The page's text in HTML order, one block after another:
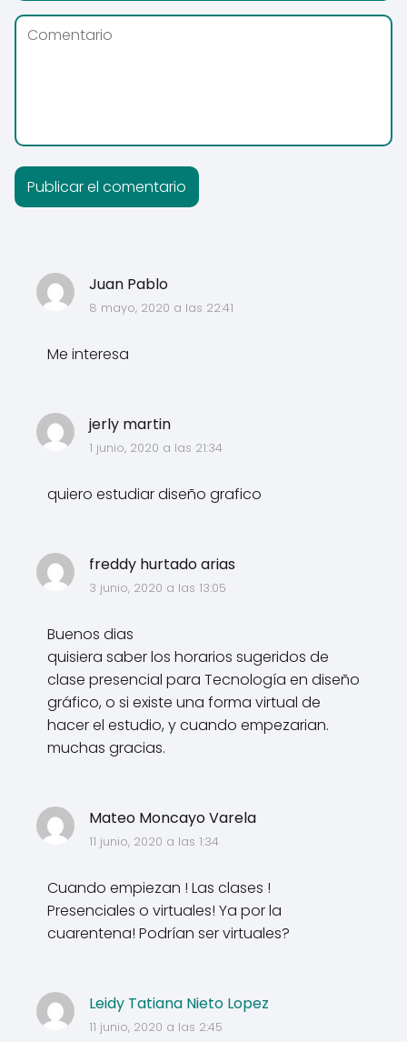
Juan Pablo
8 mayo, 2020 a las 22:41
Me interesa
jerly martin
1 junio, 2020 a las 21:34
quiero estudiar diseño grafico
freddy hurtado arias
3 junio, 2020 a las 13:05
Buenos dias
quisiera saber los horarios sugeridos de
clase presencial para Tecnología en diseño
gráfico, o si existe una forma virtual de
hacer el estudio, y cuando empezarian.
muchas gracias.
Mateo Moncayo Varela
11 junio, 2020 a las 1:34
Cuando empiezan ! Las clases !
Presenciales o virtuales! Ya por la
cuarentena! Podrían ser virtuales?
Leidy Tatiana Nieto Lopez
11 junio, 2020 a las 2:45